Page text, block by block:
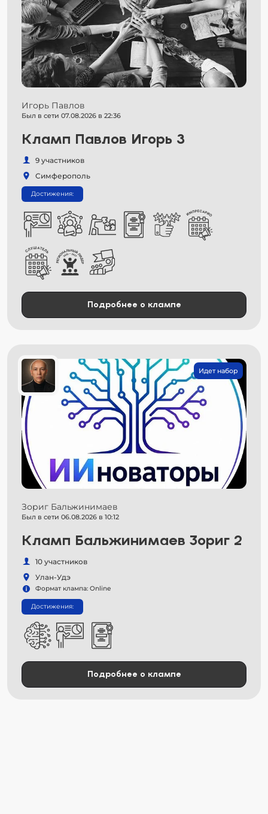
Игорь Павлов
Был в сети 07.08.2026 в 22:36
Кламп Павлов Игорь 3
9 участников
Симферополь
Достижения:
Подробнее о клампе
Идет набор
Зориг Бальжинимаев
Был в сети 06.08.2026 в 10:12
Кламп Бальжинимаев Зориг 2
10 участников
Улан-Удэ
Формат клампа: Online
Достижения:
Подробнее о клампе